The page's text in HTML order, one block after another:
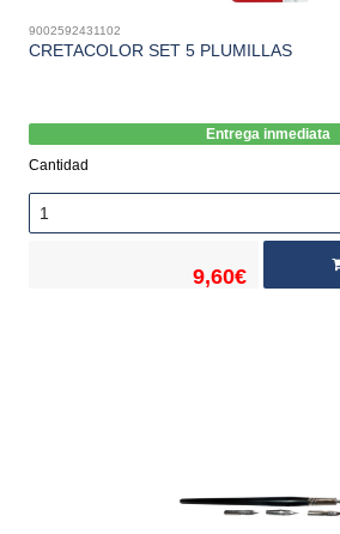
9002592431102
CRETACOLOR SET 5 PLUMILLAS
Entrega inmediata
Cantidad
9,60€